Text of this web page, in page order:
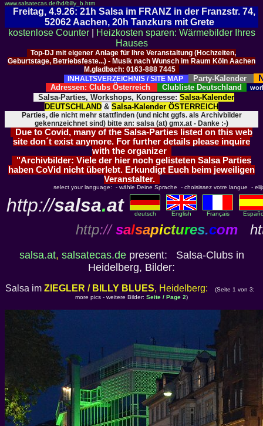
www.salsatecas.de/hd/billy_b.htm
Freitag, 4.9.26: 21h Salsa im FRANZ in der Franzstr. 74,
52062 Aachen, 20h Tanzkurs mit Grete
kostenlose Counter|
Heizkosten sparen: Wärmebilder Ihres
Hauses
Top-DJ mit eigener Anlage für Ihre Veranstaltung (Hochzeiten,
Geburtstage, Betriebsfeste...) - Musik nach Wunsch im Raum Köln Aachen
M.gladbach: 0163-888 7445
INHALTSVERZEICHNIS / SITE MAP
Party-Kalender
Adressen: Clubs Österreich Clubliste Deutschland
Salsa-Parties, Workshops, Kongresse: Salsa-Kalender
DEUTSCHLAND & Salsa-Kalender ÖSTERREICH
Parties, die nicht mehr stattfinden (und nicht ggfs. als Archivbilder
gekennzeichnet sind) bitte an: salsa (at) gmx.at - Danke :-)
Due to Covid, many of the Salsa-Parties listed on this web
site don´t exist anymore. For further details please inquire
with the organizer
"Archivbilder: Viele der hier noch gelisteten Salsa Parties
haben CoVid nicht überlebt. Erkundigt Euch beim jeweiligen
Veranstalter.
select your language: - wähle Deine Sprache - choisissez votre langue -
http://salsa.at deutsch English Français
http:// salsapictures.com
salsa.at, salsatecas.de present: Salsa-Clubs in
Heidelberg, Bilder:
Salsa im ZIEGLER / BILLY BLUES, Heidelberg:
(Seite 1 von 3;
more pics - weitere Bilder: Seite / Page 2)